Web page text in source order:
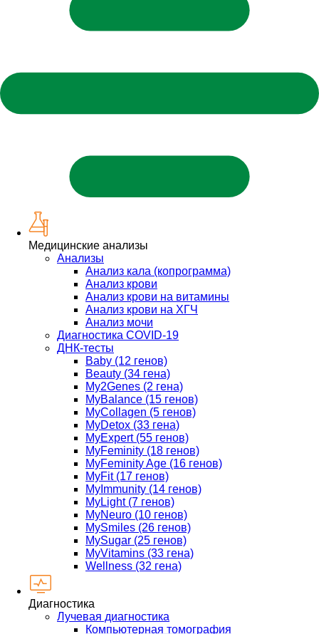
Медицинские анализы
Анализы
Анализ кала (копрограмма)
Анализ крови
Анализ крови на витамины
Анализ крови на ХГЧ
Анализ мочи
Диагностика COVID-19
ДНК-тесты
Baby (12 генов)
Beauty (34 гена)
My2Genes (2 гена)
MyBalance (15 генов)
MyCollagen (5 генов)
MyDetox (33 гена)
MyExpert (55 генов)
MyFeminity (18 генов)
MyFeminity Age (16 генов)
MyFit (17 генов)
MyImmunity (14 генов)
MyLight (7 генов)
MyNeuro (10 генов)
MySmiles (26 генов)
MySugar (25 генов)
MyVitamins (33 гена)
Wellness (32 гена)
Диагностика
Лучевая диагностика
Компьютерная томография